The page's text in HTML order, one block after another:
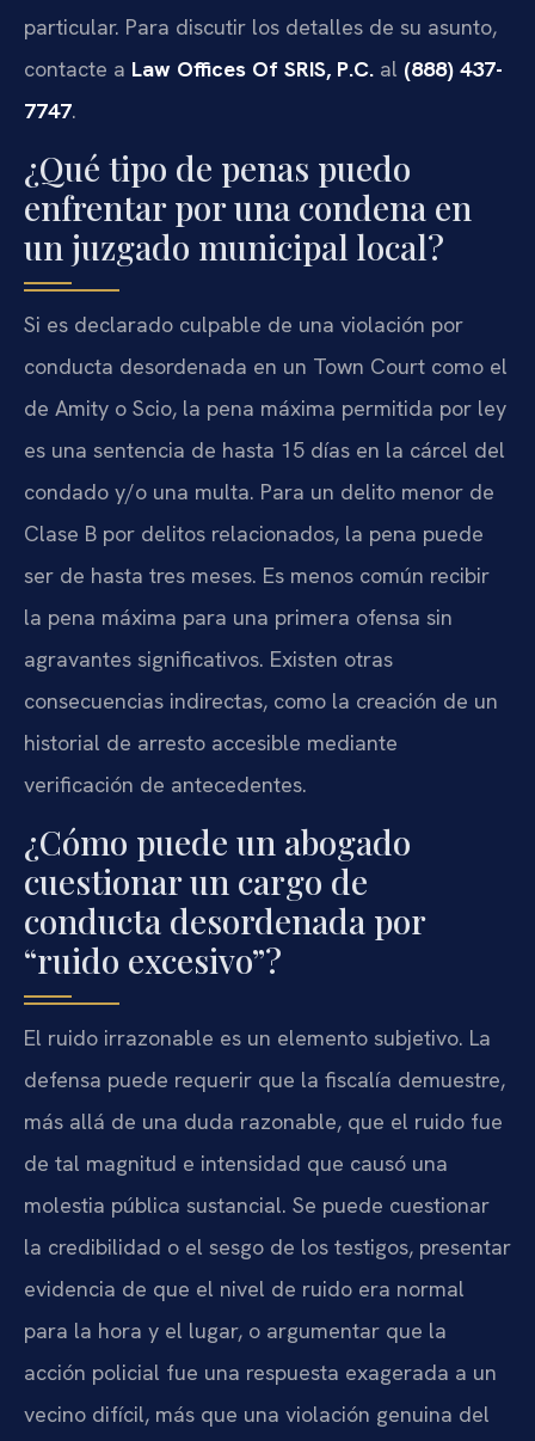
particular. Para discutir los detalles de su asunto,
contacte a Law Offices Of SRIS, P.C. al (888) 437-
7747.
¿Qué tipo de penas puedo
enfrentar por una condena en
un juzgado municipal local?
Si es declarado culpable de una violación por
conducta desordenada en un Town Court como el
de Amity o Scio, la pena máxima permitida por ley
es una sentencia de hasta 15 días en la cárcel del
condado y/o una multa. Para un delito menor de
Clase B por delitos relacionados, la pena puede
ser de hasta tres meses. Es menos común recibir
la pena máxima para una primera ofensa sin
agravantes significativos. Existen otras
consecuencias indirectas, como la creación de un
historial de arresto accesible mediante
verificación de antecedentes.
¿Cómo puede un abogado
cuestionar un cargo de
conducta desordenada por
“ruido excesivo”?
El ruido irrazonable es un elemento subjetivo. La
defensa puede requerir que la fiscalía demuestre,
más allá de una duda razonable, que el ruido fue
de tal magnitud e intensidad que causó una
molestia pública sustancial. Se puede cuestionar
la credibilidad o el sesgo de los testigos, presentar
evidencia de que el nivel de ruido era normal
para la hora y el lugar, o argumentar que la
acción policial fue una respuesta exagerada a un
vecino difícil, más que una violación genuina del